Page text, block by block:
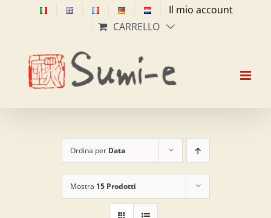
Il mio account
CARRELLO
Ordina per Data
Mostra 15 Prodotti